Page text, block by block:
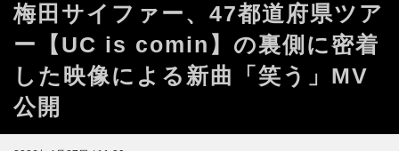
梅田サイファー、47都道府県ツア
ー【UC is comin】の裏側に密着
した映像による新曲「笑う」MV
公開